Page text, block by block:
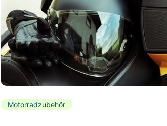
Motorradzubehör